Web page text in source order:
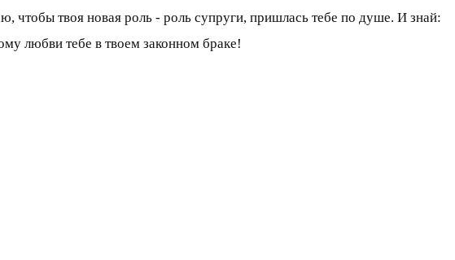
твоя новая роль - роль супруги, пришлась тебе по душе. И знай:
любви тебе в твоем законном браке!